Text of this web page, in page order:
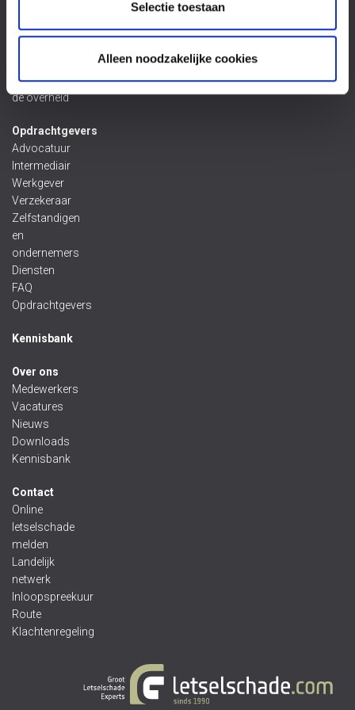
Selectie toestaan
Alleen noodzakelijke cookies
product
nalatigheid van
de overheid
Opdrachtgevers
Advocatuur
Intermediair
Werkgever
Verzekeraar
Zelfstandigen
en
ondernemers
Diensten
FAQ
Opdrachtgevers
Kennisbank
Over ons
Medewerkers
Vacatures
Nieuws
Downloads
Kennisbank
Contact
Online
letselschade
melden
Landelijk
netwerk
Inloopspreekuur
Route
Klachtenregeling